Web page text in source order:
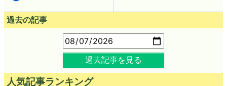
過去の記事
過去記事を見る
人気記事ランキング